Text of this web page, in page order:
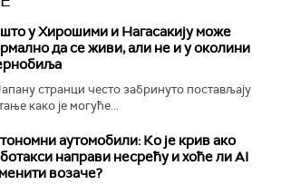
у Хирошими и Нагасакију може
да се живи, али не и у околини
странци често забринуто постављају
како је могуће...
аутомобили: Ко је крив ако
направи несрећу и хоће ли AI
возаче?